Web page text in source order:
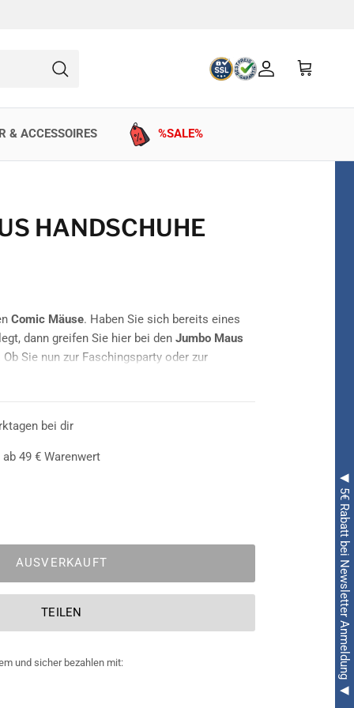
Suchen
& ACCESSOIRES %SALE%
◀ 5€ Rabatt bei Newsletter Anmeldung ◀
HANDSCHUHE
Comic Mäuse. Haben Sie sich bereits eines
dann greifen Sie hier bei den Jumbo Maus
Sie nun zur Faschingsparty oder zur
wird durch die Handschuhe perfekt in
bei dir
49 € Warenwert
AUSVERKAUFT
TEILEN
und sicher bezahlen mit: